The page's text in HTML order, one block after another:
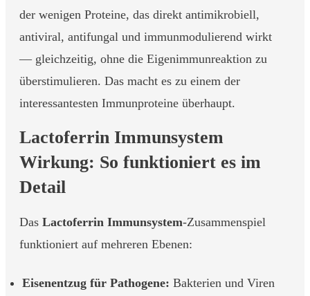
der wenigen Proteine, das direkt antimikrobiell,
antiviral, antifungal und immunmodulierend wirkt
— gleichzeitig, ohne die Eigenimmunreaktion zu
überstimulieren. Das macht es zu einem der
interessantesten Immunproteine überhaupt.
Lactoferrin Immunsystem
Wirkung: So funktioniert es im
Detail
Das Lactoferrin Immunsystem-Zusammenspiel
funktioniert auf mehreren Ebenen:
Eisenentzug für Pathogene: Bakterien und Viren